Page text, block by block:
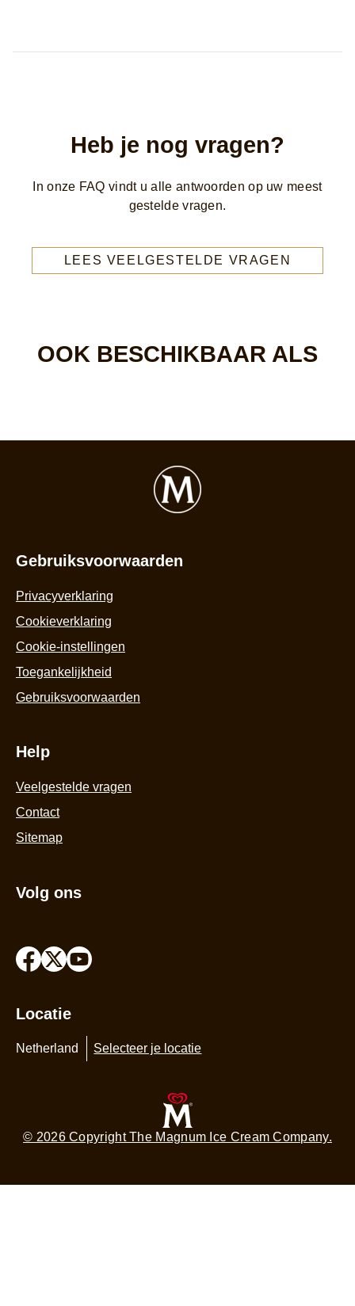
Heb je nog vragen?
In onze FAQ vindt u alle antwoorden op uw meest
gestelde vragen.
LEES VEELGESTELDE VRAGEN
OOK BESCHIKBAAR ALS
Gebruiksvoorwaarden
Privacyverklaring
Cookieverklaring
Cookie-instellingen
Toegankelijkheid
Gebruiksvoorwaarden
Help
Veelgestelde vragen
Contact
Sitemap
Volg ons
Locatie
Netherland Selecteer je locatie
© 2026 Copyright The Magnum Ice Cream Company.